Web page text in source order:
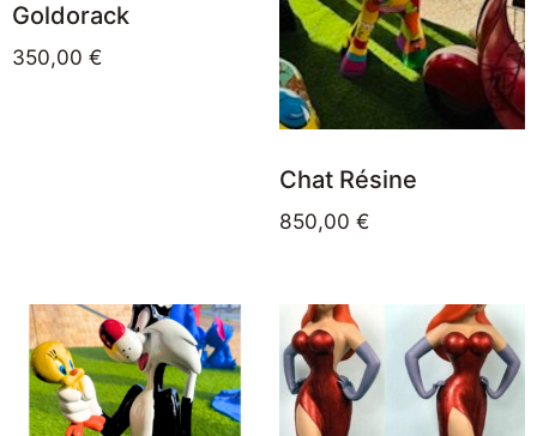
Goldorack
350,00 €
Chat Résine
850,00 €